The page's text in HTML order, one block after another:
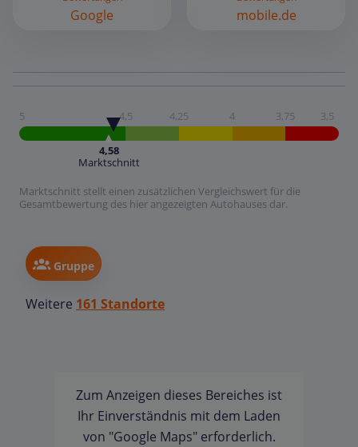
Google mobile.de
5 4,5 4,25 4 3,75 3,5
4,58
Marktschnitt
Marktschnitt stellt einen zusätzlichen Vergleichswert für die
Gesamtbewertung des hier angezeigten Autohauses dar.
Gruppe
Weitere 161 Standorte
Zum Anzeigen dieses Bereiches ist
Ihr Einverständnis mit dem Laden
von "Google Maps" erforderlich.